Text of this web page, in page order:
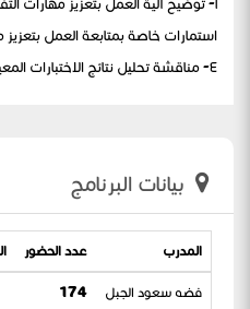
استمارات خاصة بمتابعة العمل بتعزيز
٤- مناقشة تحليل نتائج الاختبارات المعيارية
بيانات البرنامج
المدرب عدد الحضور
فضه سعود الجبل 174